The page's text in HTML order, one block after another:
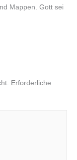
Mappen. Gott sei
Erforderliche